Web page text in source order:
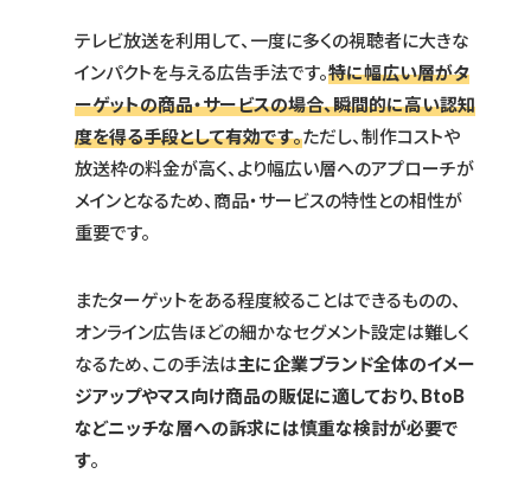
テレビ放送を利用して、一度に多くの視聴者に大きな
インパクトを与える広告手法です。特に幅広い層がタ
ーゲットの商品・サービスの場合、瞬間的に高い認知
度を得る手段として有効です。ただし、制作コストや
放送枠の料金が高く、より幅広い層へのアプローチが
メインとなるため、商品・サービスの特性との相性が
重要です。
またターゲットをある程度絞ることはできるものの、
オンライン広告ほどの細かなセグメント設定は難しく
なるため、この手法は主に企業ブランド全体のイメー
ジアップやマス向け商品の販促に適しており、BtoB
などニッチな層への訴求には慎重な検討が必要で
す。